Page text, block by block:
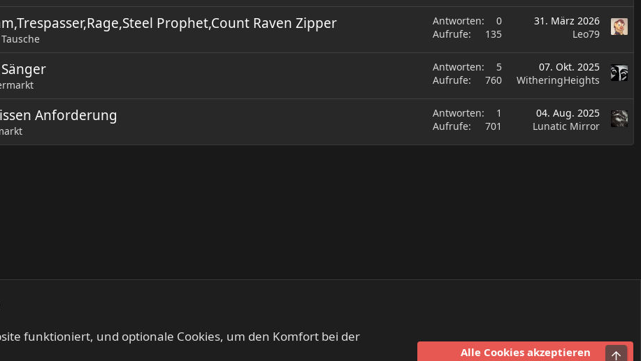
Prophet,Count Raven Zipper
Tausche
Antworten
0
Aufrufe
135
31. März 2026
Leo79
Antworten
5
Aufrufe
760
07. Okt. 2025
WitheringHeights
Anforderung Antworten
1
Aufrufe
701
04. Aug. 2025
Lunatic Mirror
funktioniert, und optionale Cookies, um den Komfort bei der
Alle Cookies akzeptieren